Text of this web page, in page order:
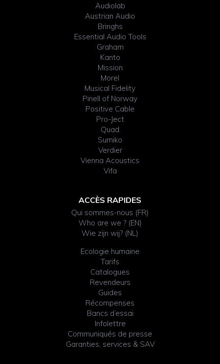
Audiolab
Austrian Audio
Bringhs
Essential Audio Tools
Graham
Kanto
Mission
Morel
Musical Fidelity
Pinell of Norway
Positive Cable
Pro-Ject
Quad
Sumiko
Verdier
Vienna Acoustics
Vifa
ACCÈS RAPIDES
Qui sommes-nous (FR)
Who are we ? (EN)
Wie zijn wij? (NL)
Ecologie humaine
Tarifs
Catalogues
Revendeurs
Guides
Récompenses
Bancs d’essai
Infolettre
Communiqués de presse
Garanties, services & SAV